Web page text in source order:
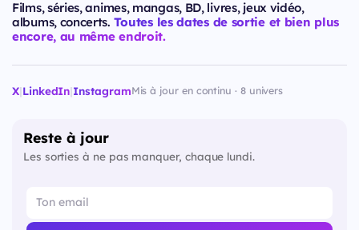
Films, séries, animes, mangas, BD, livres, jeux vidéo,
albums, concerts. Toutes les dates de sortie et bien plus
encore, au même endroit.
X|LinkedIn|InstagramMis à jour en continu · 8 univers
Reste à jour
Les sorties à ne pas manquer, chaque lundi.